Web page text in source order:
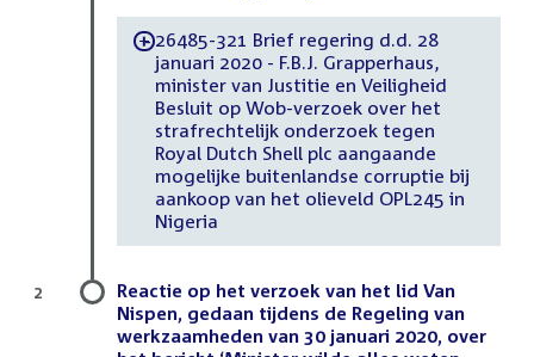
-26485-321 Brief regering d.d. 28
januari 2020 - F.B.J. Grapperhaus,
minister van Justitie en Veiligheid
Besluit op Wob-verzoek over het
strafrechtelijk onderzoek tegen
Royal Dutch Shell plc aangaande
mogelijke buitenlandse corruptie bij
aankoop van het olieveld OPL245 in
Nigeria
Reactie op het verzoek van het lid Van
Nispen, gedaan tijdens de Regeling van
werkzaamheden van 30 januari 2020, over
2